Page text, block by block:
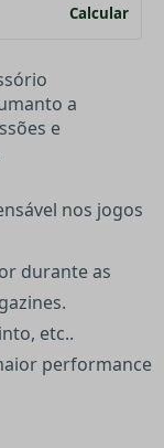
Calcular
a
e
nos jogos
durante as
etc..
performance